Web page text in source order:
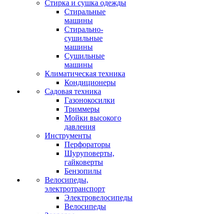
Стирка и сушка одежды
Стиральные
машины
Стирально-
сушильные
машины
Сушильные
машины
Климатическая техника
Кондиционеры
Садовая техника
Газонокосилки
Триммеры
Мойки высокого
давления
Инструменты
Перфораторы
Шуруповерты,
гайковерты
Бензопилы
Велосипеды,
электротранспорт
Электровелосипеды
Велосипеды